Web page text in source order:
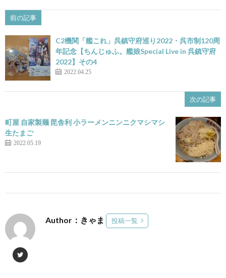
前の記事
C2機関「艦これ」呉鎮守府巡り2022・呉市制120周
年記念【ちんじゅふ。艦娘Special Live in 呉鎮守府
2022】その4
2022.04.25
次の記事
町屋 自家製麺 毘舎利 小ラーメンニンニクマシマシ
生たまご
2022.05.19
Author：きゃま 投稿一覧